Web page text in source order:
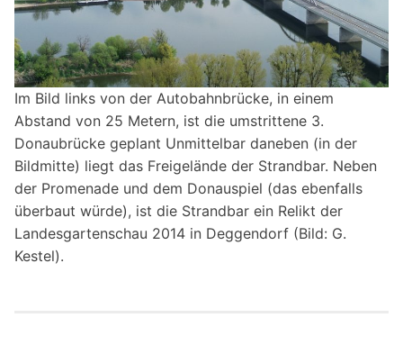
Im Bild links von der Autobahnbrücke, in einem
Abstand von 25 Metern, ist die umstrittene 3.
Donaubrücke geplant Unmittelbar daneben (in der
Bildmitte) liegt das Freigelände der Strandbar. Neben
der Promenade und dem Donauspiel (das ebenfalls
überbaut würde), ist die Strandbar ein Relikt der
Landesgartenschau 2014 in Deggendorf (Bild: G.
Kestel).